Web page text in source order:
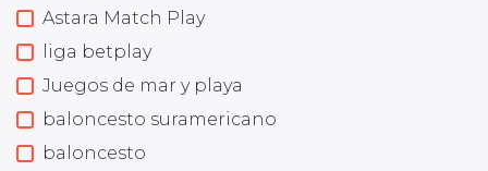
Astara Match Play
liga betplay
Juegos de mar y playa
baloncesto suramericano
baloncesto